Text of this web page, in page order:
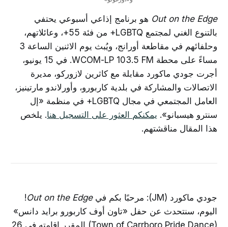
Out on the Edge هو برنامج إذاعي أسبوعي يحتفي
بالتنوع الغني لمجتمع LGBTQ+ من فئة 55+، وعائلاتهم،
وحلفائهم في مقاطعة أورانج، ويُبث يوم الاثنين الساعة 3
مساءً على محطة WCOM-LP 103.5 FM. في 15 يونيو،
أجرت جودي ماكورد مقابلة مع كاثرين لازوركو، مديرة
الاتصالات والمشاركة في بلدية كاربورو، وأورلاندو مارتينيز،
العامل المجتمعي في مجال LGBTQ+ في منظمة «إل
سنترو هيسبانو». يمكنكم العثور على التسجيل هنا. يلخص
هذا المقال مناقشتهم.
جودي ماكورد (JM): مرحبًا بكم في Out on the Edge
!
اليوم، سنتحدث عن حفل «تاون أوف كاربورو برايد دانس»